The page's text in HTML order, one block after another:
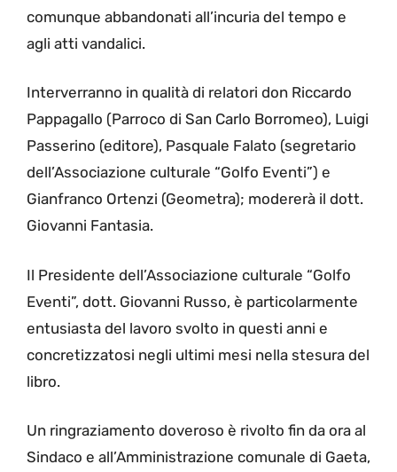
comunque abbandonati all’incuria del tempo e
agli atti vandalici.
Interverranno in qualità di relatori don Riccardo
Pappagallo (Parroco di San Carlo Borromeo), Luigi
Passerino (editore), Pasquale Falato (segretario
dell’Associazione culturale “Golfo Eventi”) e
Gianfranco Ortenzi (Geometra); modererà il dott.
Giovanni Fantasia.
Il Presidente dell’Associazione culturale “Golfo
Eventi”, dott. Giovanni Russo, è particolarmente
entusiasta del lavoro svolto in questi anni e
concretizzatosi negli ultimi mesi nella stesura del
libro.
Un ringraziamento doveroso è rivolto fin da ora al
Sindaco e all’Amministrazione comunale di Gaeta,